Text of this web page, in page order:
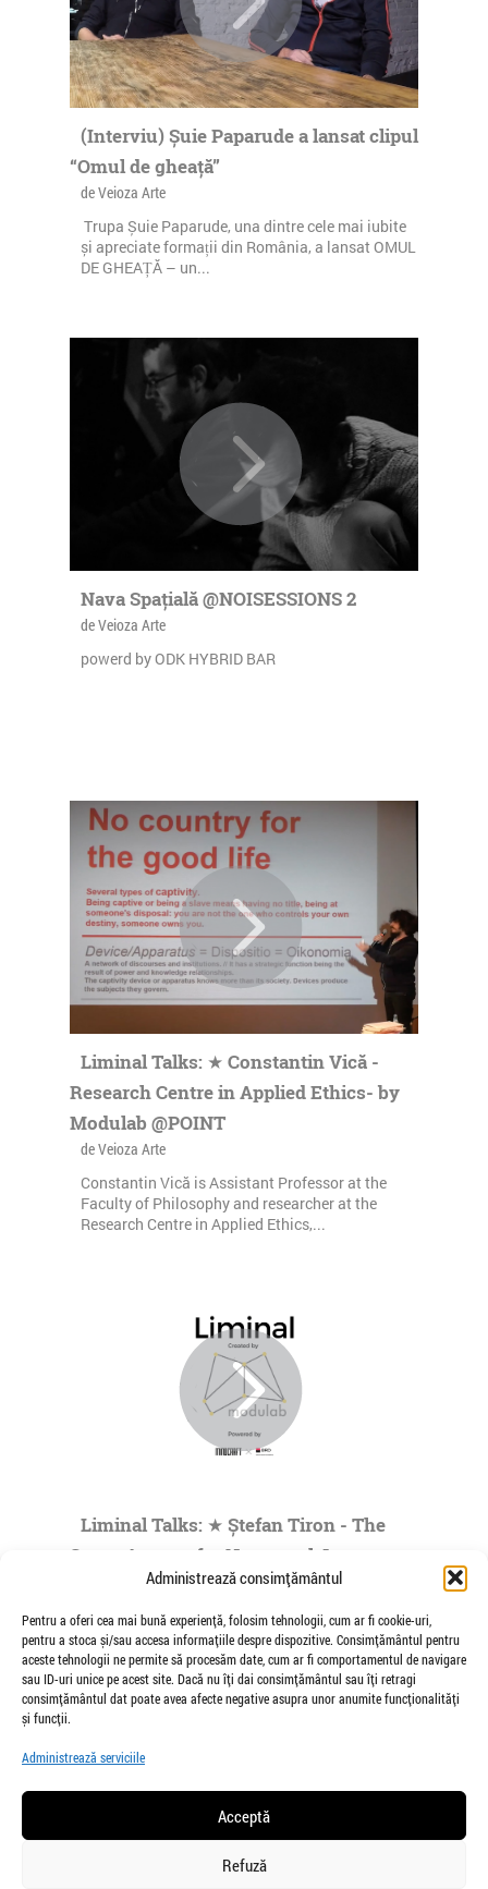
Administrează consimțământul
Pentru a oferi cea mai bună experiență, folosim tehnologii, cum ar fi cookie-uri,
pentru a stoca și/sau accesa informațiile despre dispozitive. Consimțământul pentru
aceste tehnologii ne permite să procesăm date, cum ar fi comportamentul de navigare
sau ID-uri unice pe acest site. Dacă nu îți dai consimțământul sau îți retragi
consimțământul dat poate avea afecte negative asupra unor anumite funcționalități
și funcții.
Administrează serviciile
Acceptă
Refuză
(Interviu) Șuie Paparude a lansat clipul
“Omul de gheață”
de Veioza Arte
Trupa Șuie Paparude, una dintre cele mai iubite
și apreciate formații din România, a lansat OMUL
DE GHEAȚĂ – un...
Nava Spațială @NOISESSIONS 2
de Veioza Arte
powerd by ODK HYBRID BAR
Liminal Talks: ★ Constantin Vică -
Research Centre in Applied Ethics- by
Modulab @POINT
de Veioza Arte
Constantin Vică is Assistant Professor at the
Faculty of Philosophy and researcher at the
Research Centre in Applied Ethics,...
Liminal Talks: ★ Ștefan Tiron - The
Space Agency for Nocturnal Journeys
to the Origins of the Universe- by
Modulab @POINT
de Veioza Arte
Stefan Tiron is an artist living and working
between Bucharest and Berlin. He is the founder